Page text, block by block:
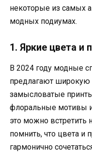
некоторые из самых
модных подиумах.
1. Яркие цвета и
В 2024 году модные
предлагают широкую
замысловатые
флоральные мотивы
это можно встретить
помнить, что цвета
гармонично